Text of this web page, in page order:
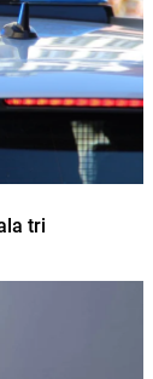
tri